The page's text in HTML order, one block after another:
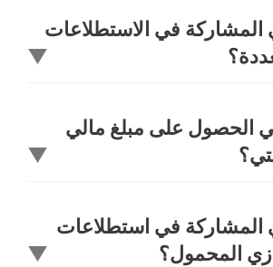
المشاركة في الاستطلاعات
▼
الحصول على مبلغ مالي
▼
المشاركة في استطلاعات
المحمول؟
▼